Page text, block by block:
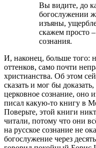
Вы видите, до
богослужении
изъяны,
скажем просто
сознания.
И, наконец, больше того:
оттенков, само почти
христианства. Об этом
сказать и мог бы
церковное сознание, оно
писал какую-то книгу в
Поверьте, этой книги
читали, потому что они
на русское сознание не
богослужение через